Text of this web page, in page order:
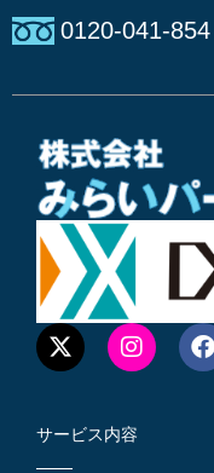
0120-041-854
サービス内容